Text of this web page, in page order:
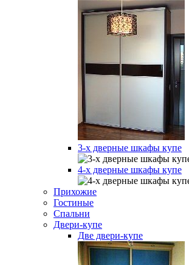
3-х дверные шкафы купе
4-х дверные шкафы купе
Прихожие
Гостиные
Спальни
Двери-купе
Две двери-купе